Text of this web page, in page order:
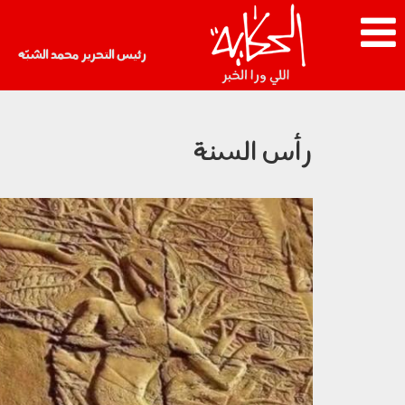
رئيس التحرير محمد الشبّه
رأس السنة
2912_006.jpg